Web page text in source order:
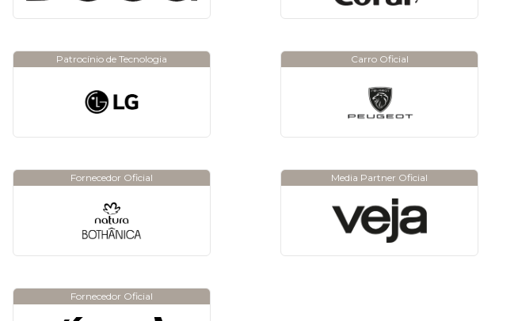
Patrocínio de Tecnologia Carro Oficial
Fornecedor Oficial Media Partner Oficial
Fornecedor Oficial